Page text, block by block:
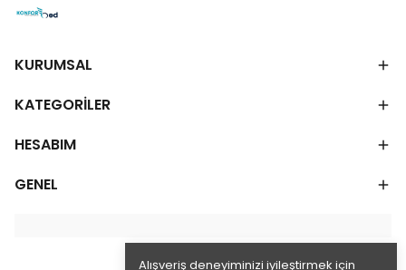
Alışveriş deneyiminizi iyileştirmek için
KURUMSAL
KATEGORİLER
HESABIM
GENEL